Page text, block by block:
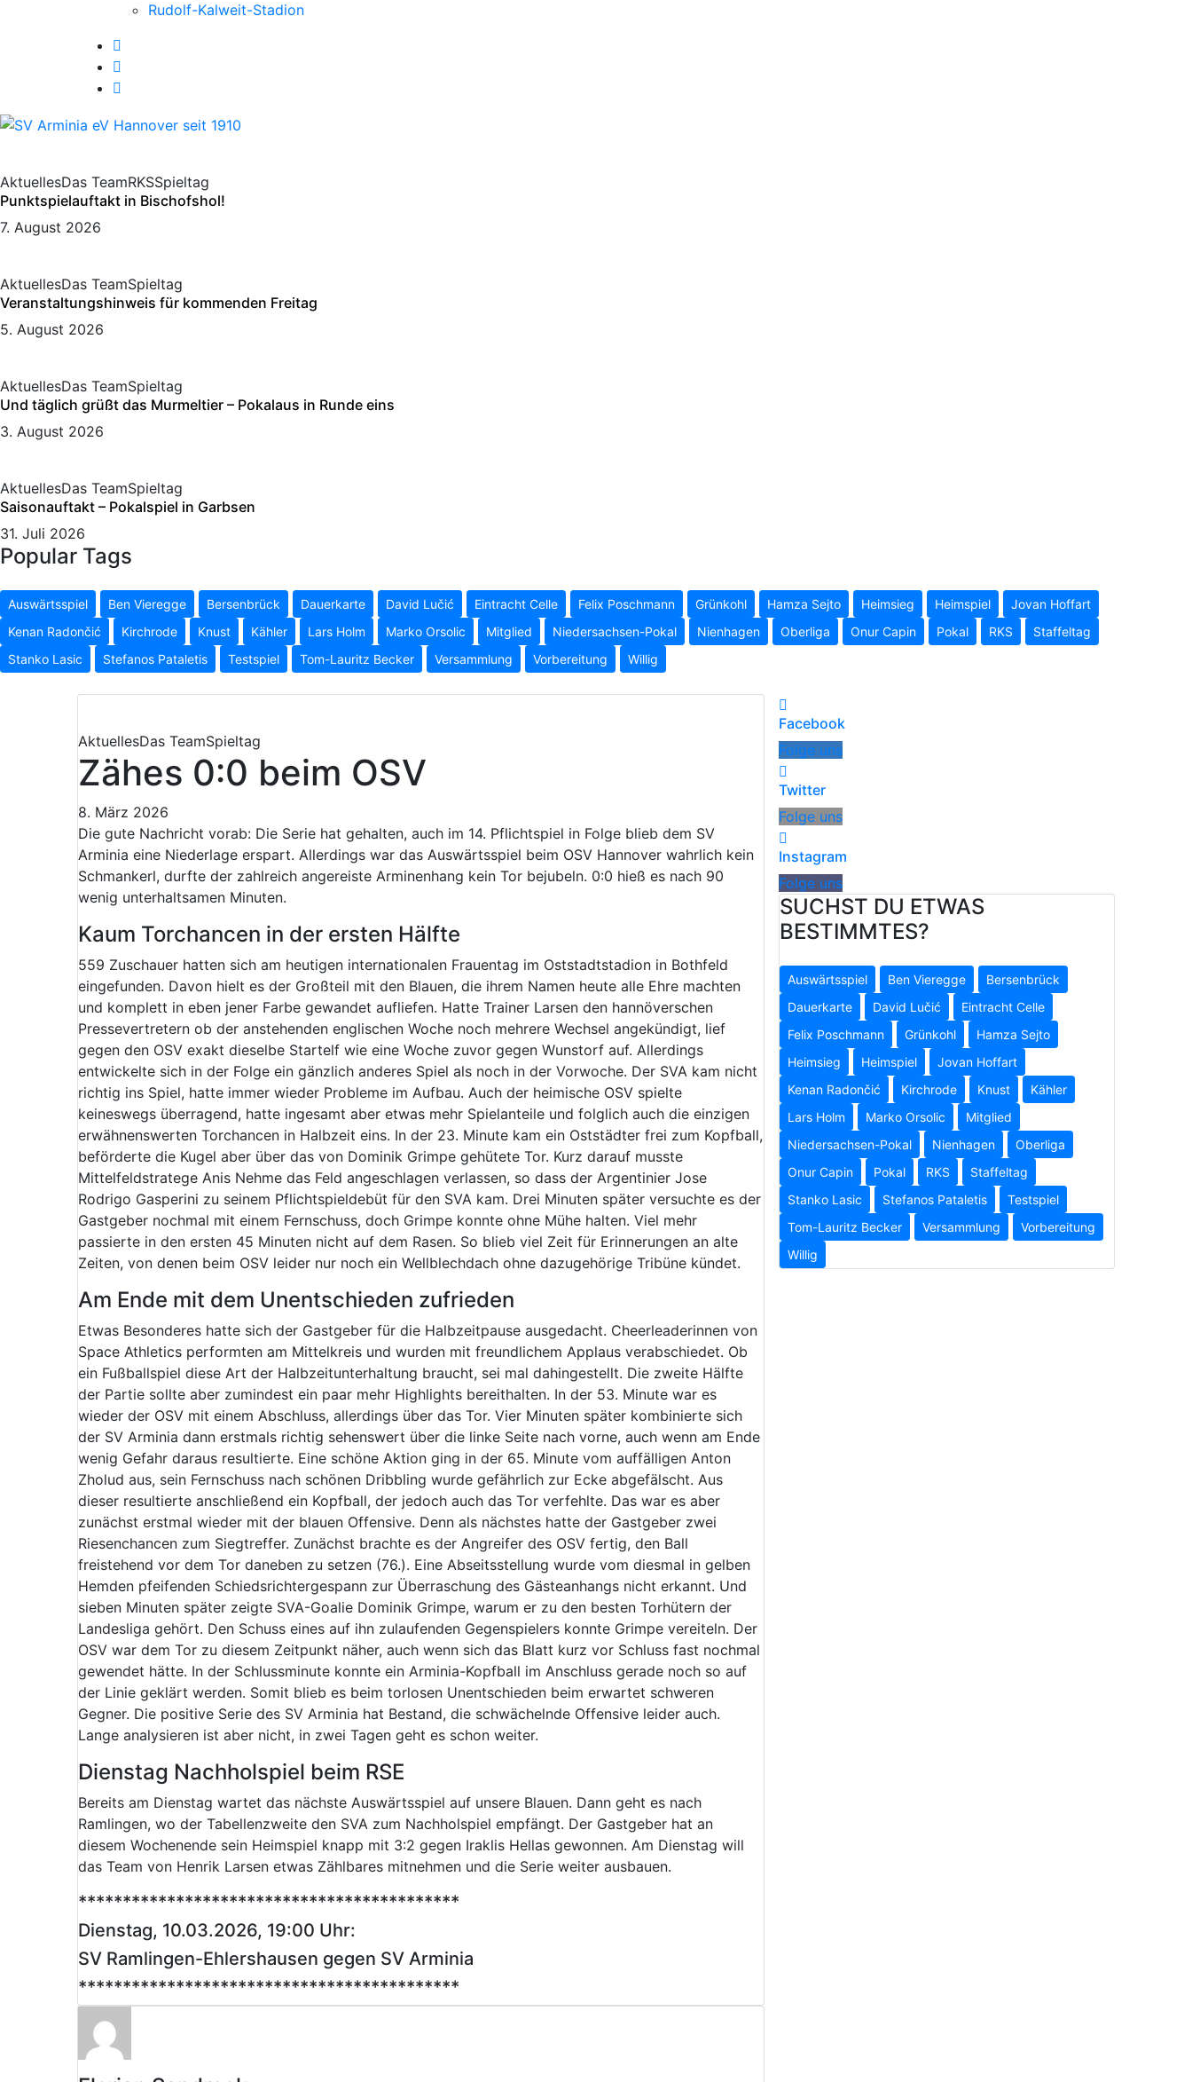
Rudolf-Kalweit-Stadion
AktuellesDas TeamRKSSpieltag
Punktspielauftakt in Bischofshol!
7. August 2026
AktuellesDas TeamSpieltag
Veranstaltungshinweis für kommenden Freitag
5. August 2026
AktuellesDas TeamSpieltag
Und täglich grüßt das Murmeltier – Pokalaus in Runde eins
3. August 2026
AktuellesDas TeamSpieltag
Saisonauftakt – Pokalspiel in Garbsen
31. Juli 2026
Popular Tags
Auswärtsspiel Ben Vieregge Bersenbrück Dauerkarte David Lučić Eintracht Celle Felix Poschmann Grünkohl Hamza Sejto Heimsieg Heimspiel
Jovan Hoffart
Kenan Radončić
Kirchrode Knust Kähler Lars Holm Marko Orsolic Mitglied Niedersachsen-Pokal Nienhagen Oberliga Onur Capin Pokal RKS
Staffeltag
Stanko Lasic
Stefanos Pataletis Testspiel Tom-Lauritz Becker Versammlung Vorbereitung Willig
AktuellesDas TeamSpieltag
Zähes 0:0 beim OSV
8. März 2026
Die gute Nachricht vorab: Die Serie hat gehalten, auch im 14. Pflichtspiel in Folge blieb dem SV
Arminia eine Niederlage erspart. Allerdings war das Auswärtsspiel beim OSV Hannover wahrlich kein
Schmankerl, durfte der zahlreich angereiste Arminenhang kein Tor bejubeln. 0:0 hieß es nach 90
wenig unterhaltsamen Minuten.
Kaum Torchancen in der ersten Hälfte
559 Zuschauer hatten sich am heutigen internationalen Frauentag im Oststadtstadion in Bothfeld
eingefunden. Davon hielt es der Großteil mit den Blauen, die ihrem Namen heute alle Ehre machten
und komplett in eben jener Farbe gewandet aufliefen. Hatte Trainer Larsen den hannöverschen
Pressevertretern ob der anstehenden englischen Woche noch mehrere Wechsel angekündigt, lief
gegen den OSV exakt dieselbe Startelf wie eine Woche zuvor gegen Wunstorf auf. Allerdings
entwickelte sich in der Folge ein gänzlich anderes Spiel als noch in der Vorwoche. Der SVA kam nicht
richtig ins Spiel, hatte immer wieder Probleme im Aufbau. Auch der heimische OSV spielte
keineswegs überragend, hatte ingesamt aber etwas mehr Spielanteile und folglich auch die einzigen
erwähnenswerten Torchancen in Halbzeit eins. In der 23. Minute kam ein Oststädter frei zum Kopfball,
beförderte die Kugel aber über das von Dominik Grimpe gehütete Tor. Kurz darauf musste
Mittelfeldstratege Anis Nehme das Feld angeschlagen verlassen, so dass der Argentinier Jose
Rodrigo Gasperini zu seinem Pflichtspieldebüt für den SVA kam. Drei Minuten später versuchte es der
Gastgeber nochmal mit einem Fernschuss, doch Grimpe konnte ohne Mühe halten. Viel mehr
passierte in den ersten 45 Minuten nicht auf dem Rasen. So blieb viel Zeit für Erinnerungen an alte
Zeiten, von denen beim OSV leider nur noch ein Wellblechdach ohne dazugehörige Tribüne kündet.
Am Ende mit dem Unentschieden zufrieden
Etwas Besonderes hatte sich der Gastgeber für die Halbzeitpause ausgedacht. Cheerleaderinnen von
Space Athletics performten am Mittelkreis und wurden mit freundlichem Applaus verabschiedet. Ob
ein Fußballspiel diese Art der Halbzeitunterhaltung braucht, sei mal dahingestellt. Die zweite Hälfte
der Partie sollte aber zumindest ein paar mehr Highlights bereithalten. In der 53. Minute war es
wieder der OSV mit einem Abschluss, allerdings über das Tor. Vier Minuten später kombinierte sich
der SV Arminia dann erstmals richtig sehenswert über die linke Seite nach vorne, auch wenn am Ende
wenig Gefahr daraus resultierte. Eine schöne Aktion ging in der 65. Minute vom auffälligen Anton
Zholud aus, sein Fernschuss nach schönen Dribbling wurde gefährlich zur Ecke abgefälscht. Aus
dieser resultierte anschließend ein Kopfball, der jedoch auch das Tor verfehlte. Das war es aber
zunächst erstmal wieder mit der blauen Offensive. Denn als nächstes hatte der Gastgeber zwei
Riesenchancen zum Siegtreffer. Zunächst brachte es der Angreifer des OSV fertig, den Ball
freistehend vor dem Tor daneben zu setzen (76.). Eine Abseitsstellung wurde vom diesmal in gelben
Hemden pfeifenden Schiedsrichtergespann zur Überraschung des Gästeanhangs nicht erkannt. Und
sieben Minuten später zeigte SVA-Goalie Dominik Grimpe, warum er zu den besten Torhütern der
Landesliga gehört. Den Schuss eines auf ihn zulaufenden Gegenspielers konnte Grimpe vereiteln. Der
OSV war dem Tor zu diesem Zeitpunkt näher, auch wenn sich das Blatt kurz vor Schluss fast nochmal
gewendet hätte. In der Schlussminute konnte ein Arminia-Kopfball im Anschluss gerade noch so auf
der Linie geklärt werden. Somit blieb es beim torlosen Unentschieden beim erwartet schweren
Gegner. Die positive Serie des SV Arminia hat Bestand, die schwächelnde Offensive leider auch.
Lange analysieren ist aber nicht, in zwei Tagen geht es schon weiter.
Dienstag Nachholspiel beim RSE
Bereits am Dienstag wartet das nächste Auswärtsspiel auf unsere Blauen. Dann geht es nach
Ramlingen, wo der Tabellenzweite den SVA zum Nachholspiel empfängt. Der Gastgeber hat an
diesem Wochenende sein Heimspiel knapp mit 3:2 gegen Iraklis Hellas gewonnen. Am Dienstag will
das Team von Henrik Larsen etwas Zählbares mitnehmen und die Serie weiter ausbauen.
*******************************************
Dienstag, 10.03.2026, 19:00 Uhr:
SV Ramlingen-Ehlershausen gegen SV Arminia
*******************************************
Facebook
Folge uns
Twitter
Folge uns
Instagram
Folge uns
SUCHST DU ETWAS
BESTIMMTES?
Auswärtsspiel Ben Vieregge
Bersenbrück
Dauerkarte
David Lučić
Eintracht Celle
Felix Poschmann
Grünkohl
Hamza Sejto
Heimsieg
Heimspiel
Jovan Hoffart
Kenan Radončić
Kirchrode Knust
Kähler
Lars Holm
Marko Orsolic
Mitglied
Niedersachsen-Pokal
Nienhagen
Oberliga
Onur Capin
Pokal RKS
Staffeltag
Stanko Lasic
Stefanos Pataletis
Testspiel
Tom-Lauritz Becker
Versammlung
Vorbereitung
Willig